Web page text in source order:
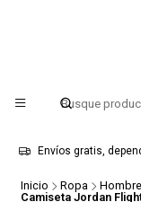
Envíos gratis,
Inicio Ropa Hombre
Camiseta Jordan